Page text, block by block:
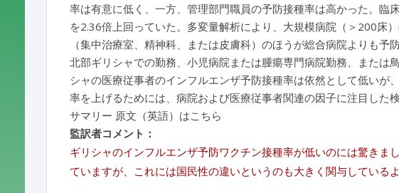
率は有意に低く、一方、管理部門職員の予防接種率は高かった。
を2.36倍上回っていた。多変量解析により、大規模病院（＞200床
（集中治療室、精神科、または皮膚科）のほうが総合病院よりも
北部ギリシャでの勤務、小児病院または腫瘍専門病院勤務、また
シャの医療従事者のインフルエンザ予防接種率は依然として低い
率を上げるためには、病院および医療従事者関連の因子に注目した検
サマリー 原文（英語）はこちら
監訳者コメント：
ギリシャのインフルエンザ予防ワクチン接種率が低いのには驚き
ていますが、これには国民性の違いというのも大きく関与している